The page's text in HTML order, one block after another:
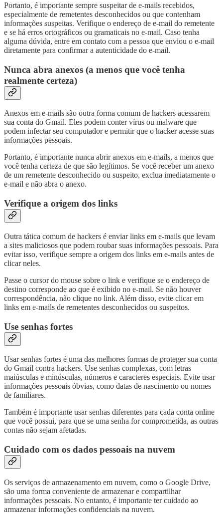
Portanto, é importante sempre suspeitar de e-mails recebidos,
especialmente de remetentes desconhecidos ou que contenham
informações suspeitas. Verifique o endereço de e-mail do remetente
e se há erros ortográficos ou gramaticais no e-mail. Caso tenha
alguma dúvida, entre em contato com a pessoa que enviou o e-mail
diretamente para confirmar a autenticidade do e-mail.
Nunca abra anexos (a menos que você tenha
realmente certeza)
Anexos em e-mails são outra forma comum de hackers acessarem
sua conta do Gmail. Eles podem conter vírus ou malware que
podem infectar seu computador e permitir que o hacker acesse suas
informações pessoais.
Portanto, é importante nunca abrir anexos em e-mails, a menos que
você tenha certeza de que são legítimos. Se você receber um anexo
de um remetente desconhecido ou suspeito, exclua imediatamente o
e-mail e não abra o anexo.
Verifique a origem dos links
Outra tática comum de hackers é enviar links em e-mails que levam
a sites maliciosos que podem roubar suas informações pessoais. Para
evitar isso, verifique sempre a origem dos links em e-mails antes de
clicar neles.
Passe o cursor do mouse sobre o link e verifique se o endereço de
destino corresponde ao que é exibido no e-mail. Se não houver
correspondência, não clique no link. Além disso, evite clicar em
links em e-mails de remetentes desconhecidos ou suspeitos.
Use senhas fortes
Usar senhas fortes é uma das melhores formas de proteger sua conta
do Gmail contra hackers. Use senhas complexas, com letras
maiúsculas e minúsculas, números e caracteres especiais. Evite usar
informações pessoais óbvias, como datas de nascimento ou nomes
de familiares.
Também é importante usar senhas diferentes para cada conta online
que você possui, para que se uma senha for comprometida, as outras
contas não sejam afetadas.
Cuidado com os dados pessoais na nuvem
Os serviços de armazenamento em nuvem, como o Google Drive,
são uma forma conveniente de armazenar e compartilhar
informações pessoais. No entanto, é importante ter cuidado ao
armazenar informações confidenciais na nuvem.